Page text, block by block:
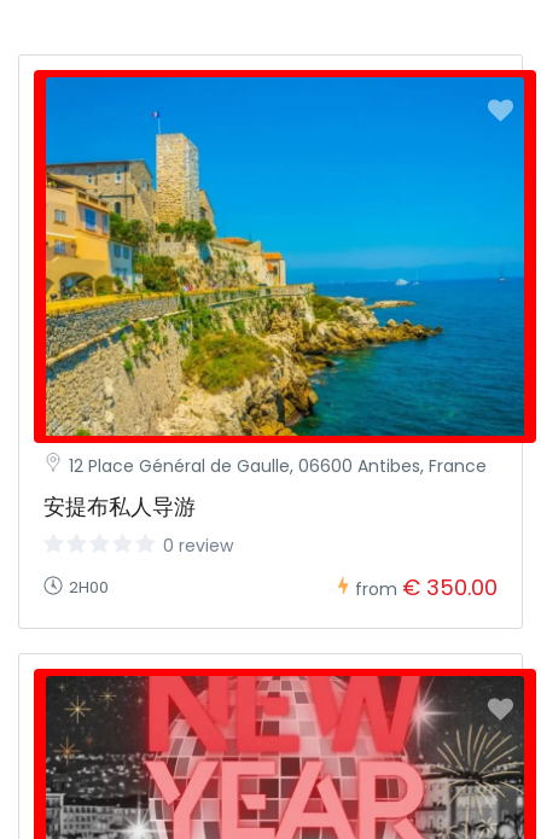
12 Place Général de Gaulle, 06600 Antibes, France
安提布私人导游
0 review
2H00 from € 350.00